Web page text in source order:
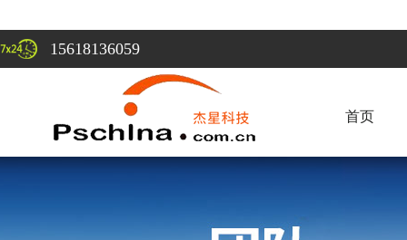
15618136059
首页